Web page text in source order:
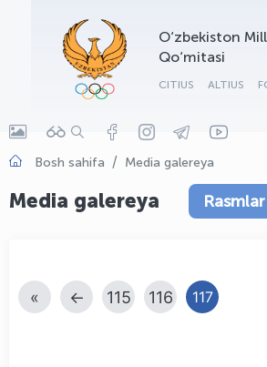
O‘zbekiston
Qo‘mitasi
CITIUS ALTIUS
Bosh sahifa Media galereya
Media galereya Rasmlar
« ← 115 116 117
OLYMPCHIK AI - yordamchi
Onlayn · olympic.uz